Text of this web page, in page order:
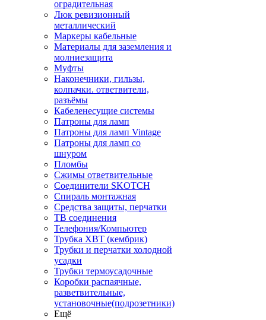
оградительная
Люк ревизионный
металлический
Маркеры кабельные
Материалы для заземления и
молниезащита
Муфты
Наконечники, гильзы,
колпачки. ответвители,
разъёмы
Кабеленесущие системы
Патроны для ламп
Патроны для ламп Vintage
Патроны для ламп со
шнуром
Пломбы
Сжимы ответвительные
Соединители SKOTCH
Спираль монтажная
Средства защиты, перчатки
ТВ соединения
Телефония/Компьютер
Трубка ХВТ (кембрик)
Трубки и перчатки холодной
усадки
Трубки термоусадочные
Коробки распаячные,
разветвительные,
установочные(подрозетники)
Ещё